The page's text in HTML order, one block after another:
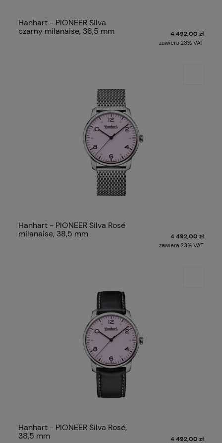
Hanhart - PIONEER Silva
czarny milanaise, 38,5 mm
4 492,00 zł
zawiera 23% VAT
Hanhart - PIONEER Silva Rosé
milanaise, 38,5 mm
4 492,00 zł
zawiera 23% VAT
Hanhart - PIONEER Silva Rosé,
38,5 mm
4 492,00 zł